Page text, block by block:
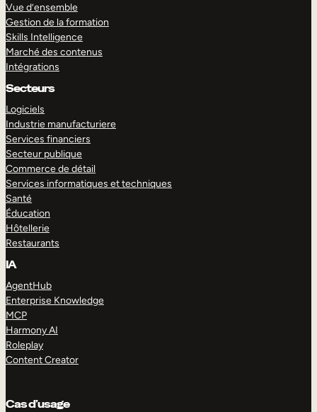
Vue d’ensemble
Gestion de la formation
Skills Intelligence
Marché des contenus
Intégrations
Secteurs
Logiciels
Industrie manufacturiere
Services financiers
Secteur publique
Commerce de détail
Services informatiques et techniques
Santé
Éducation
Hôtellerie
Restaurants
IA
AgentHub
Enterprise Knowledge
MCP
Harmony AI
Roleplay
Content Creator
Cas d’usage